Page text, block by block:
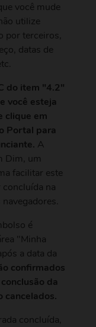
você mude
utilize
por terceiros,
datas de
do item "4.2"
você esteja
clique em
Portal para
A
Dim, um
facilitar este
na
é
"Minha
a data da
confirmados
da
cancelados.
concluída,